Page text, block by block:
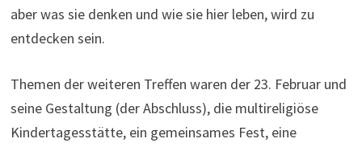
aber was sie denken und wie sie hier leben, wird zu
entdecken sein.
Themen der weiteren Treffen waren der 23. Februar und
seine Gestaltung (der Abschluss), die multireligiöse
Kindertagesstätte, ein gemeinsames Fest, eine